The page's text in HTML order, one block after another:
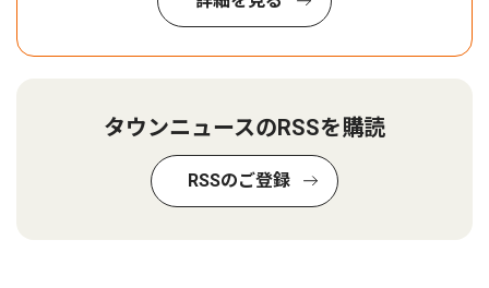
タウンニュースのRSSを購読
RSSのご登録